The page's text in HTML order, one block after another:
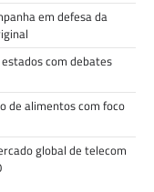
em defesa da
com debates
de alimentos com foco
global de telecom